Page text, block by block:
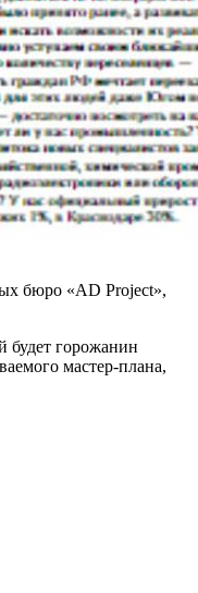
бюро «AD Project»,
будет горожанин
мастер-плана,